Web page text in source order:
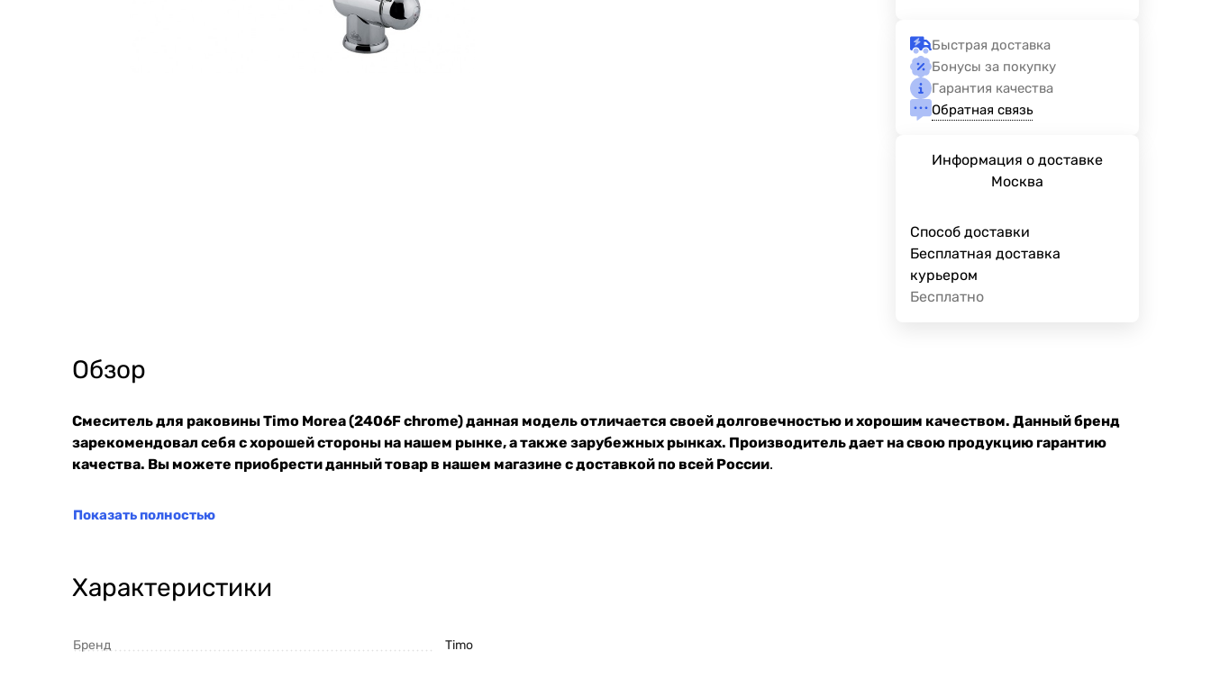
Быстрая доставка
Бонусы за покупку
Гарантия качества
Обратная связь
Информация о доставке
Москва
Способ доставки
Бесплатная доставка
курьером
Бесплатно
Обзор
Смеситель для раковины Timo Morea (2406F chrome) данная модель отличается своей долговечностью и хорошим качеством. Данный бренд
зарекомендовал себя с хорошей стороны на нашем рынке, а также зарубежных рынках. Производитель дает на свою продукцию гарантию
качества. Вы можете приобрести данный товар в нашем магазине с доставкой по всей России.
Показать полностью
Характеристики
Бренд Timo